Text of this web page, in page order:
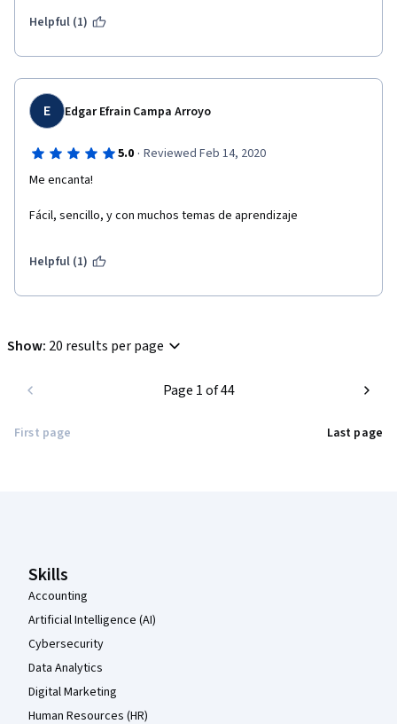
Helpful (1)
E Edgar Efrain Campa Arroyo
5.0 · Reviewed Feb 14, 2020
Me encanta!
Fácil, sencillo, y con muchos temas de aprendizaje
Helpful (1)
Show: 20 results per page
First page
Page 1 of 44
Last page
Skills
Accounting
Artificial Intelligence (AI)
Cybersecurity
Data Analytics
Digital Marketing
Human Resources (HR)